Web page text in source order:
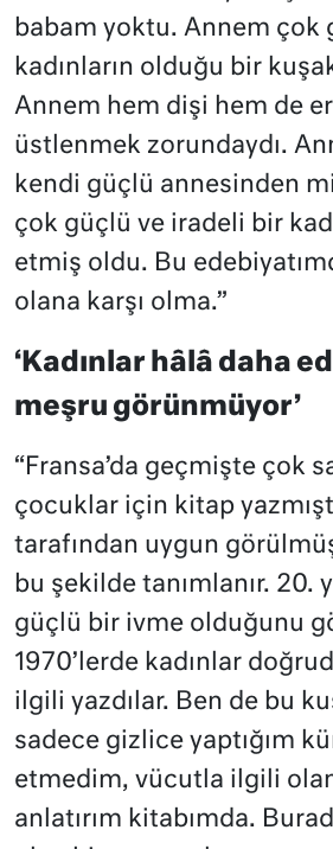
babam yoktu. Annem çok
kadınların olduğu bir
Annem hem dişi hem de
üstlenmek zorundaydı.
kendi güçlü annesinden
çok güçlü ve iradeli bir
etmiş oldu. Bu
olana karşı olma.”
‘Kadınlar hâlâ daha
meşru görünmüyor’
“Fransa’da geçmişte çok
çocuklar için kitap
tarafından uygun
bu şekilde tanımlanır. 20.
güçlü bir ivme olduğunu
1970’lerde kadınlar
ilgili yazdılar. Ben de bu
sadece gizlice yaptığım
etmedim, vücutla ilgili
anlatırım kitabımda.